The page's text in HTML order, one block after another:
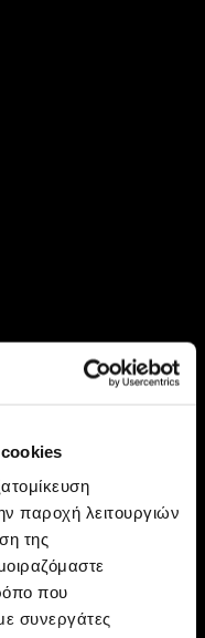
cookies
παροχή λειτουργιών
της
που
συνεργάτες
Ταϊλάνδη
και